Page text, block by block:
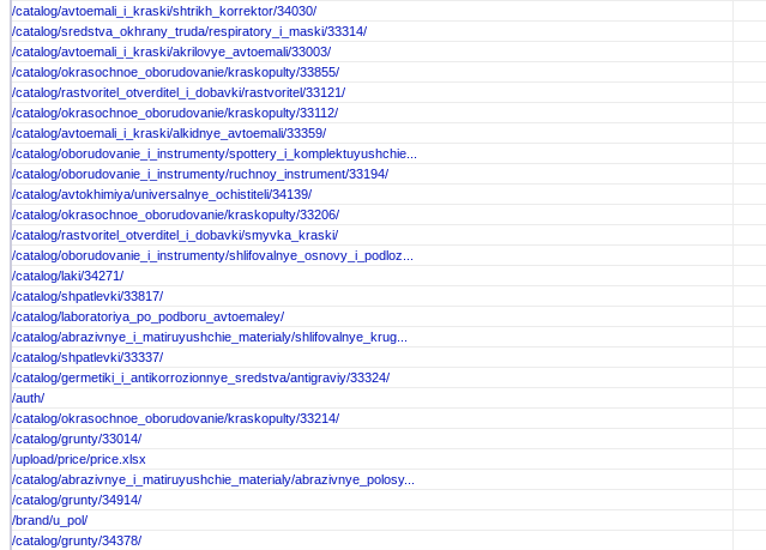
/catalog/avtoemali_i_kraski/shtrikh_korrektor/34030/
/catalog/sredstva_okhrany_truda/respiratory_i_maski/33314/
/catalog/avtoemali_i_kraski/akrilovye_avtoemali/33003/
/catalog/okrasochnoe_oborudovanie/kraskopulty/33855/
/catalog/rastvoritel_otverditel_i_dobavki/rastvoritel/33121/
/catalog/okrasochnoe_oborudovanie/kraskopulty/33112/
/catalog/avtoemali_i_kraski/alkidnye_avtoemali/33359/
/catalog/oborudovanie_i_instrumenty/spottery_i_komplektuyushchie...
/catalog/oborudovanie_i_instrumenty/ruchnoy_instrument/33194/
/catalog/avtokhimiya/universalnye_ochistiteli/34139/
/catalog/okrasochnoe_oborudovanie/kraskopulty/33206/
/catalog/rastvoritel_otverditel_i_dobavki/smyvka_kraski/
/catalog/oborudovanie_i_instrumenty/shlifovalnye_osnovy_i_podloz...
/catalog/laki/34271/
/catalog/shpatlevki/33817/
/catalog/laboratoriya_po_podboru_avtoemaley/
/catalog/abrazivnye_i_matiruyushchie_materialy/shlifovalnye_krug...
/catalog/shpatlevki/33337/
/catalog/germetiki_i_antikorrozionnye_sredstva/antigraviy/33324/
/auth/
/catalog/okrasochnoe_oborudovanie/kraskopulty/33214/
/catalog/grunty/33014/
/upload/price/price.xlsx
/catalog/abrazivnye_i_matiruyushchie_materialy/abrazivnye_polosy...
/catalog/grunty/34914/
/brand/u_pol/
/catalog/grunty/34378/